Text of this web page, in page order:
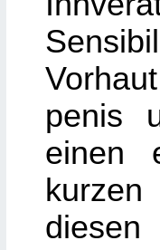
penis
einen